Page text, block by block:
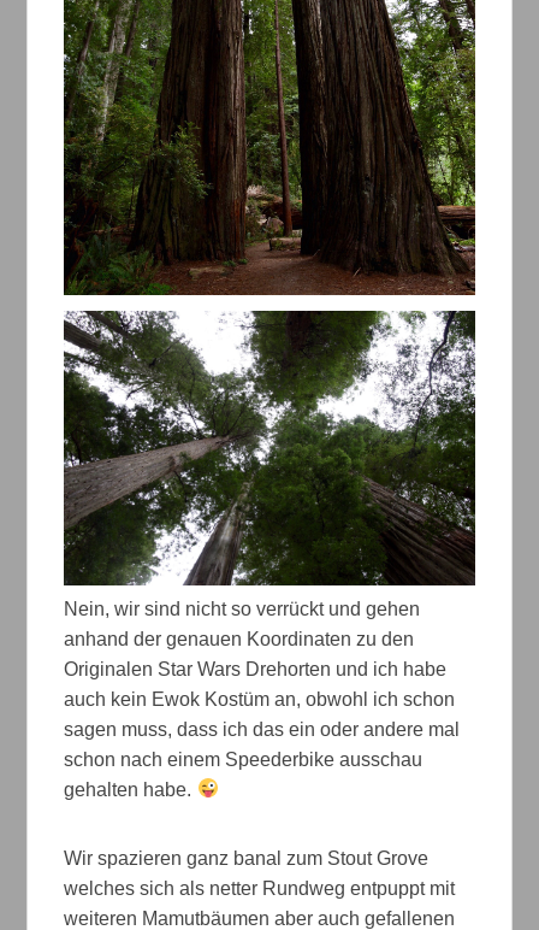
Nein, wir sind nicht so verrückt und gehen
anhand der genauen Koordinaten zu den
Originalen Star Wars Drehorten und ich habe
auch kein Ewok Kostüm an, obwohl ich schon
sagen muss, dass ich das ein oder andere mal
schon nach einem Speederbike ausschau
gehalten habe.
Wir spazieren ganz banal zum Stout Grove
welches sich als netter Rundweg entpuppt mit
weiteren Mamutbäumen aber auch gefallenen